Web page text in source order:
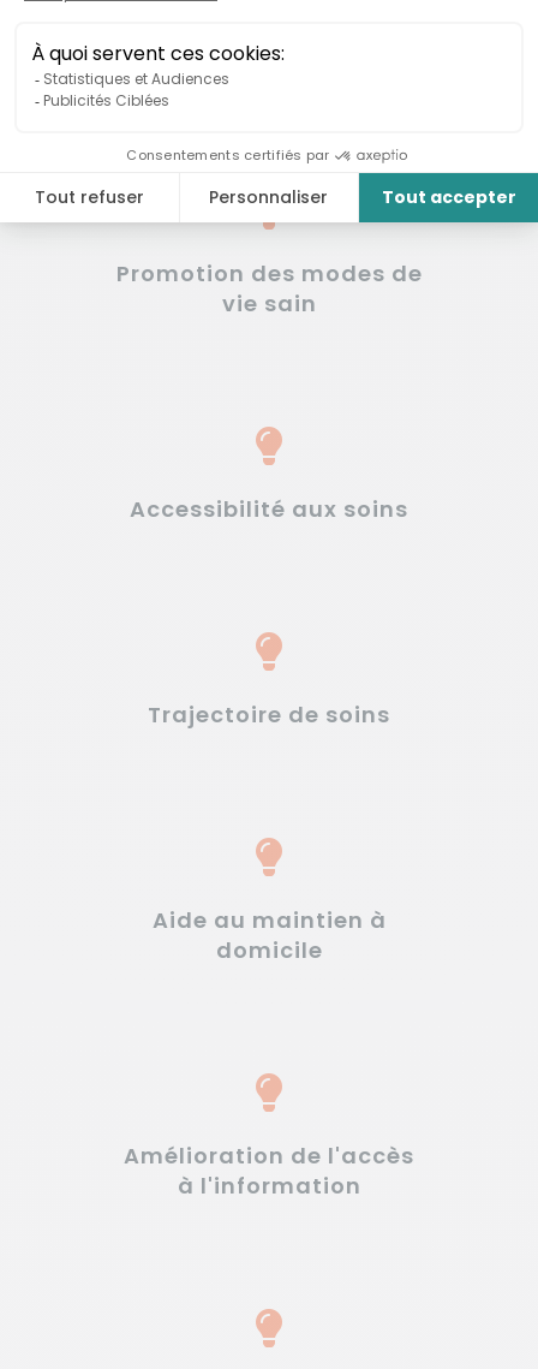
Prévention
Promotion des modes de
vie sain
Accessibilité aux soins
Trajectoire de soins
Aide au maintien à
domicile
Amélioration de l'accès
à l'information